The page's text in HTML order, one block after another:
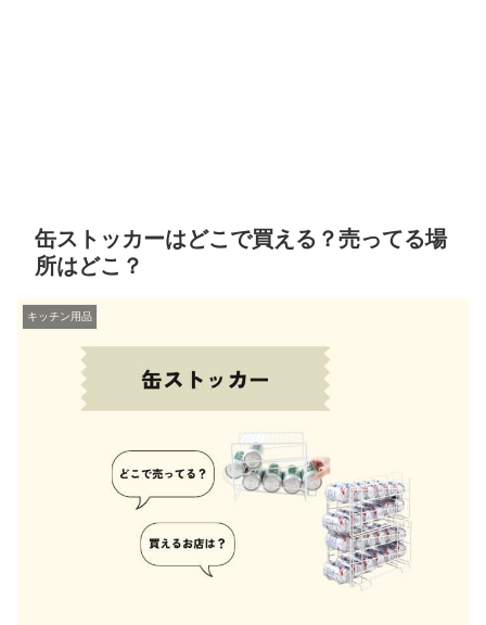
缶ストッカーはどこで買える？売ってる場
所はどこ？
キッチン用品